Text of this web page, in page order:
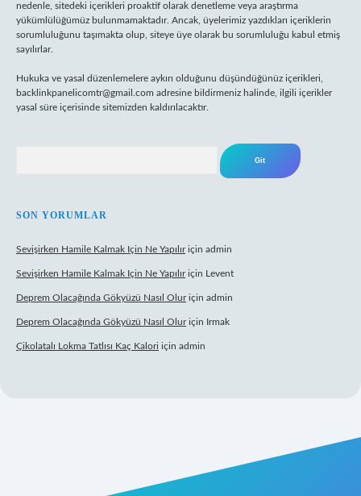
nedenle, sitedeki içerikleri proaktif olarak denetleme veya araştırma
yükümlülüğümüz bulunmamaktadır. Ancak, üyelerimiz yazdıkları içeriklerin
sorumluluğunu taşımakta olup, siteye üye olarak bu sorumluluğu kabul etmiş
sayılırlar.
Hukuka ve yasal düzenlemelere aykırı olduğunu düşündüğünüz içerikleri,
backlinkpanelicomtr@gmail.com adresine bildirmeniz halinde, ilgili içerikler
yasal süre içerisinde sitemizden kaldırılacaktır.
SON YORUMLAR
Sevişirken Hamile Kalmak Için Ne Yapılıriçin admin
Sevişirken Hamile Kalmak Için Ne Yapılıriçin Levent
Deprem Olacağında Gökyüzü Nasıl Oluriçin admin
Deprem Olacağında Gökyüzü Nasıl Oluriçin Irmak
Çikolatalı Lokma Tatlısı Kaç Kalori için admin